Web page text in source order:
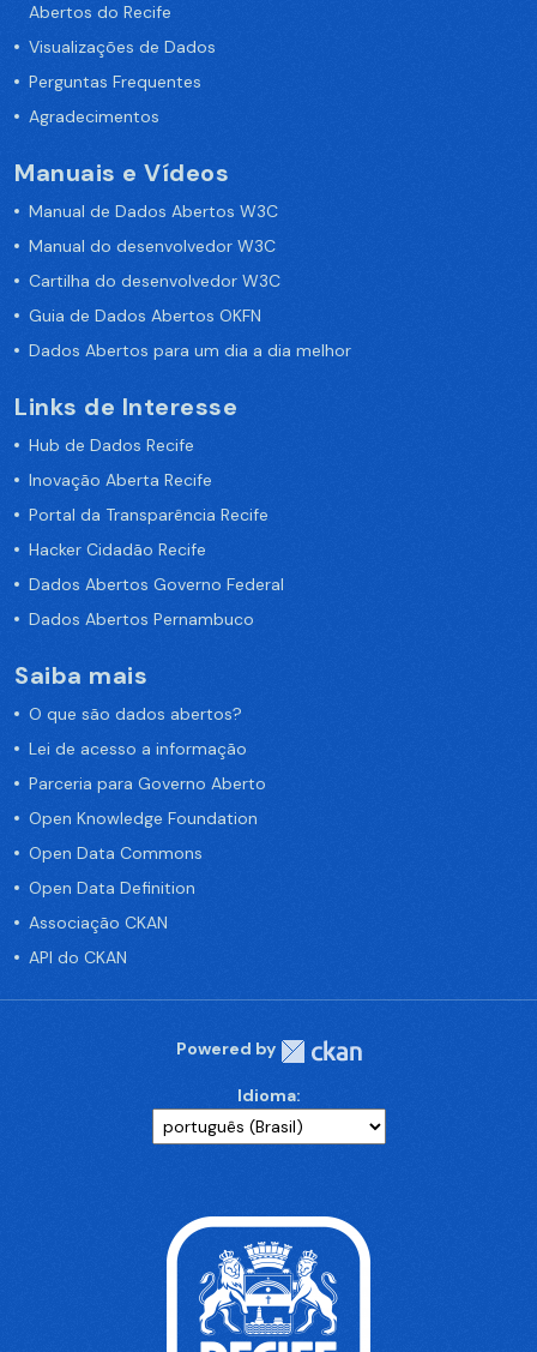
Abertos do Recife
Visualizações de Dados
Perguntas Frequentes
Agradecimentos
Manuais e Vídeos
Manual de Dados Abertos W3C
Manual do desenvolvedor W3C
Cartilha do desenvolvedor W3C
Guia de Dados Abertos OKFN
Dados Abertos para um dia a dia melhor
Links de Interesse
Hub de Dados Recife
Inovação Aberta Recife
Portal da Transparência Recife
Hacker Cidadão Recife
Dados Abertos Governo Federal
Dados Abertos Pernambuco
Saiba mais
O que são dados abertos?
Lei de acesso a informação
Parceria para Governo Aberto
Open Knowledge Foundation
Open Data Commons
Open Data Definition
Associação CKAN
API do CKAN
Powered by
Idioma